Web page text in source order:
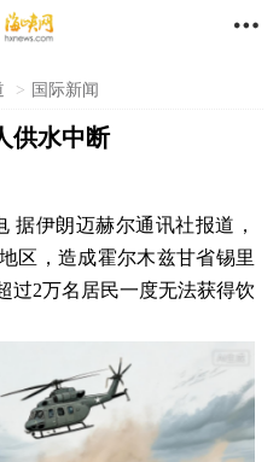

> 国际新闻
供水中断
据伊朗迈赫尔通讯社报道，
区，造成霍尔木兹甘省锡里
过2万名居民一度无法获得饮